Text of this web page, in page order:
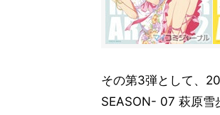
その第3弾として、
SEASON- 07 萩原雪